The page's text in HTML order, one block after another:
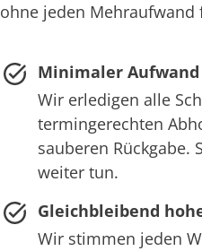
ohne jeden Mehraufwand
Minimaler Aufwand
Wir erledigen alle
termingerechten
sauberen Rückgabe.
weiter tun.
Gleichbleibend
Wir stimmen jeden